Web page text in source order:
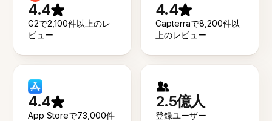
4.4
G2で2,100件以上のレ
ビュー
4.4
Capterraで8,200件以
上のレビュー
4.4
App Storeで73,000件
2.5億人
登録ユーザー